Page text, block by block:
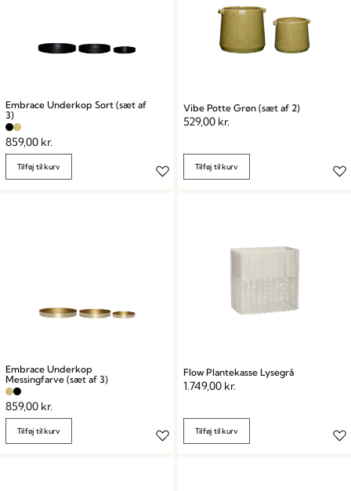
Embrace Underkop Sort (sæt af
3)
859,00 kr.
Tilføj til kurv
Vibe Potte Grøn (sæt af 2)
529,00 kr.
Tilføj til kurv
Embrace Underkop
Messingfarve (sæt af 3)
859,00 kr.
Tilføj til kurv
Flow Plantekasse Lysegrå
1.749,00 kr.
Tilføj til kurv